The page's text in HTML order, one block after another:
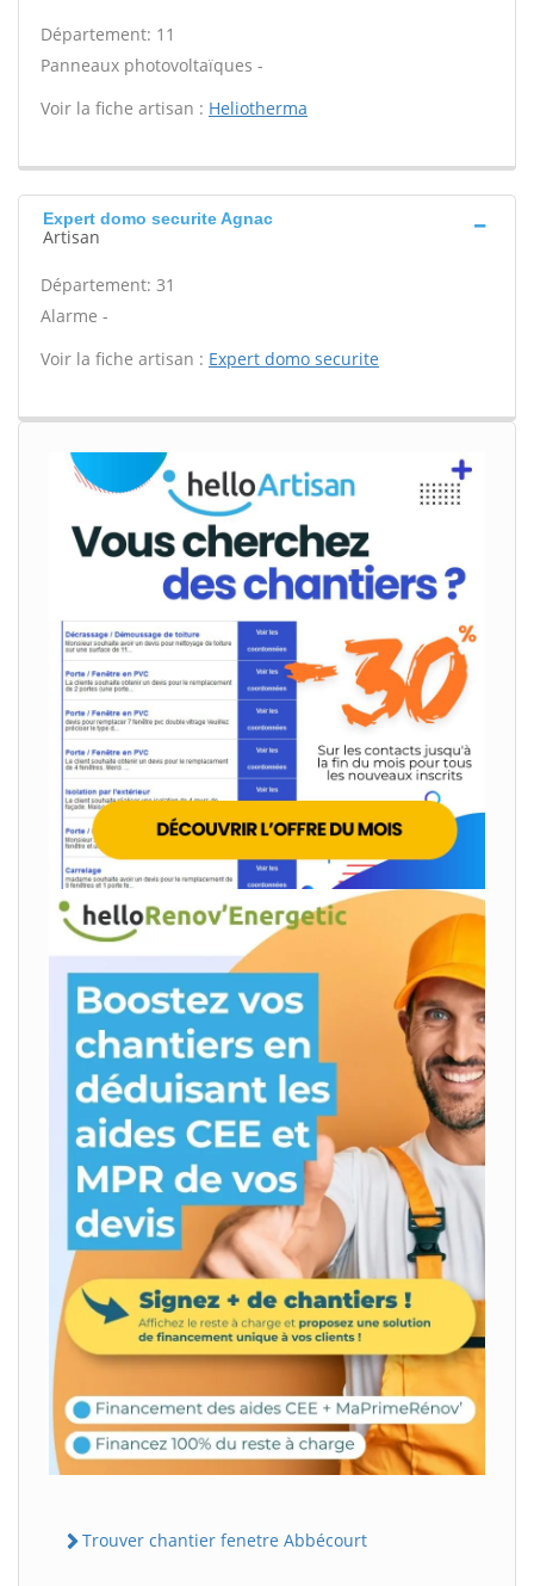
Département: 11
Panneaux photovoltaïques -
Voir la fiche artisan : Heliotherma
Expert domo securite Agnac
Artisan
Département: 31
Alarme -
Voir la fiche artisan : Expert domo securite
Trouver chantier fenetre Abbécourt